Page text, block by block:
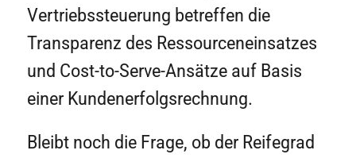
Vertriebssteuerung betreffen die
Transparenz des Ressourceneinsatzes
und Cost-to-Serve-Ansätze auf Basis
einer Kundenerfolgsrechnung.
Bleibt noch die Frage, ob der Reifegrad